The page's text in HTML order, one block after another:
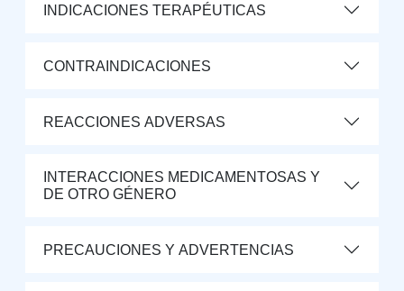
INDICACIONES TERAPÉUTICAS
CONTRAINDICACIONES
REACCIONES ADVERSAS
INTERACCIONES MEDICAMENTOSAS Y
DE OTRO GÉNERO
PRECAUCIONES Y ADVERTENCIAS